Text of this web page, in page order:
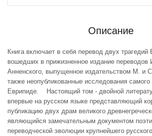
Описание
Книга включает в себя перевод двух трагедий
вошедших в прижизненное издание переводов
Анненского, выпущенное издательством М. и
также неопубликованные исследования самого
Еврипиде. Настоящий том - двойной
впервые на русском языке представляющий
публикацию двух драм великого
являющийся замечательным документом
переводческой эволюции крупнейшего